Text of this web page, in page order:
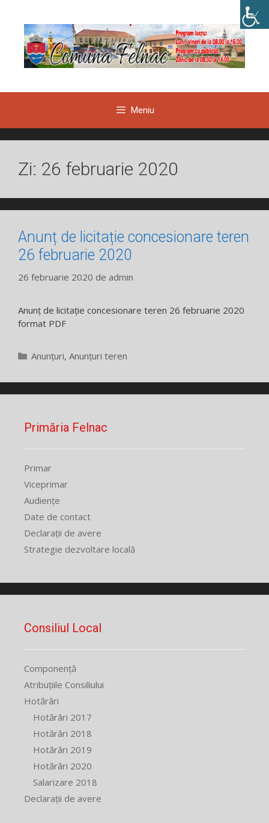
conținut
Meniu
Zi: 26 februarie 2020
Anunț de licitație concesionare teren
26 februarie 2020
26 februarie 2020 de admin
Anunț de licitație concesionare teren 26 februarie 2020
format PDF
Categorii
Anunțuri, Anunțuri teren
Primăria Felnac
Primar
Viceprimar
Audiențe
Date de contact
Declarații de avere
Strategie dezvoltare locală
Consiliul Local
Componență
Atribuțiile Consiliului
Hotărâri
Hotărâri 2017
Hotărâri 2018
Hotărâri 2019
Hotărâri 2020
Salarizare 2018
Declarații de avere